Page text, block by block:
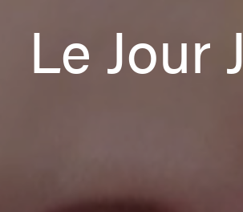
Le Jour J